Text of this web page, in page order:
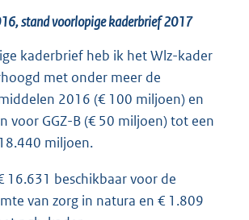
stand voorlopige kaderbrief 2017
kaderbrief heb ik het Wlz-kader
met onder meer de
2016 (€ 100 miljoen) en
voor GGZ-B (€ 50 miljoen) tot een
miljoen.
16.631 beschikbaar voor de
van zorg in natura en € 1.809